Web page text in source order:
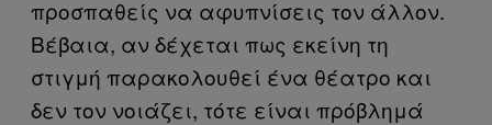
προσπαθείς να αφυπνίσεις τον άλλον.
Βέβαια, αν δέχεται πως εκείνη τη
στιγμή παρακολουθεί ένα θέατρο και
δεν τον νοιάζει, τότε είναι πρόβλημά